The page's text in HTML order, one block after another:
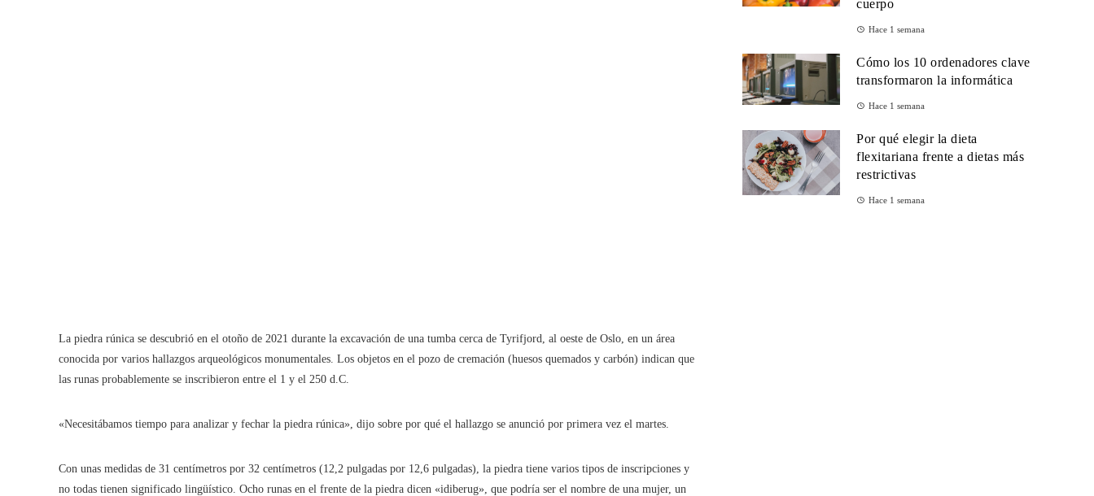
La piedra rúnica se descubrió en el otoño de 2021 durante la excavación de una tumba cerca de Tyrifjord, al oeste de Oslo, en un área
conocida por varios hallazgos arqueológicos monumentales. Los objetos en el pozo de cremación (huesos quemados y carbón) indican que
las runas probablemente se inscribieron entre el 1 y el 250 d.C.
«Necesitábamos tiempo para analizar y fechar la piedra rúnica», dijo sobre por qué el hallazgo se anunció por primera vez el martes.
Con unas medidas de 31 centímetros por 32 centímetros (12,2 pulgadas por 12,6 pulgadas), la piedra tiene varios tipos de inscripciones y
no todas tienen significado lingüístico. Ocho runas en el frente de la piedra dicen «idiberug», que podría ser el nombre de una mujer, un
cuerpo
Hace 1 semana
Cómo los 10 ordenadores clave
transformaron la informática
Hace 1 semana
Por qué elegir la dieta
flexitariana frente a dietas más
restrictivas
Hace 1 semana